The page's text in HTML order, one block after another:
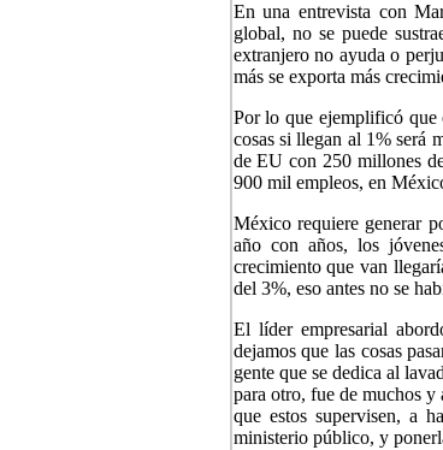
En una entrevista con
global, no se puede
extranjero no ayuda o
más se exporta más
Por lo que ejemplificó que
cosas si llegan al 1% será
de EU con 250 millones
900 mil empleos, en
México requiere generar
año con años, los
crecimiento que van
del 3%, eso antes no se
El líder empresarial
dejamos que las cosas
gente que se dedica al
para otro, fue de muchos y
que estos supervisen, a
ministerio público, y